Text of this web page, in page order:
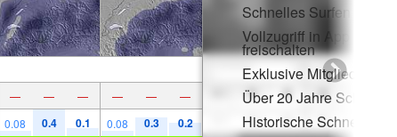
— — — — — —
0.08 0.4 0.1 0.08 0.3 0.2
Schnelles Surfen ohne
Vollzugriff in App und
freischalten
Exklusive
Über 20 Jahre
Historische